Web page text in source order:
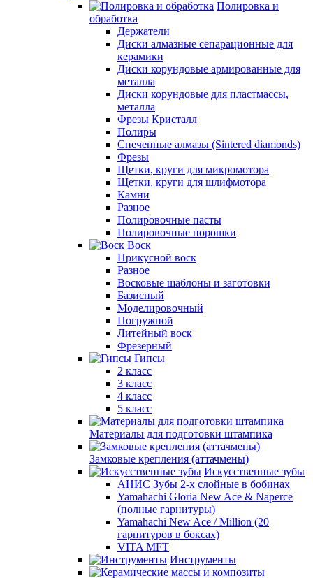
Полировка и
обработка
Держатели
Диски алмазные сепарационные для
керамики
Диски корундовые армированные для
металла
Диски корундовые для пластмассы,
металла
Фрезы Кристалл
Полиры
Спеченные алмазы (Sintered diamonds)
Фрезы
Щетки, круги для микромотора
Щетки, круги для шлифмотора
Камни
Разное
Полировочные пасты
Полировочные порошки
Воск
Прикусной воск
Разное
Восковые шаблоны и заготовки
Базисный
Моделировочный
Погружной
Литейный воск
Фрезерный
Гипсы
2 класс
3 класс
4 класс
5 класс
Материалы для подготовки штампика
Замковые крепления (аттачмены)
Искусственные зубы
АНИС Зубы 2-х слойные в бобинах
Yamahachi Gloria New Ace & Naperce
(полные гарнитуры)
Yamahachi New Ace / Million (20
гарнитуров в боксах)
VITA MFT
Инструменты